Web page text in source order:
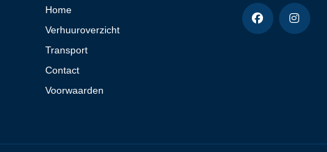
Home
Verhuuroverzicht
Transport
Contact
Voorwaarden